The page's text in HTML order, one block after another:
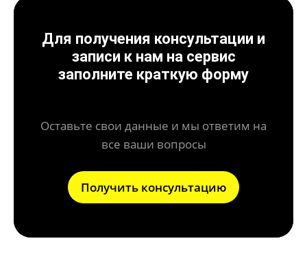
Для получения консультации и
записи к нам на сервис
заполните краткую форму
Оставьте свои данные и мы ответим на
все ваши вопросы
Получить консультацию